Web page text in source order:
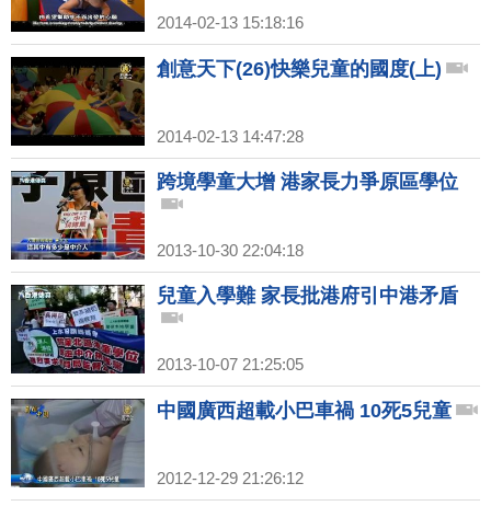
2014-02-13 15:18:16
創意天下(26)快樂兒童的國度(上)
2014-02-13 14:47:28
跨境學童大增 港家長力爭原區學位
2013-10-30 22:04:18
兒童入學難 家長批港府引中港矛盾
2013-10-07 21:25:05
中國廣西超載小巴車禍 10死5兒童
2012-12-29 21:26:12